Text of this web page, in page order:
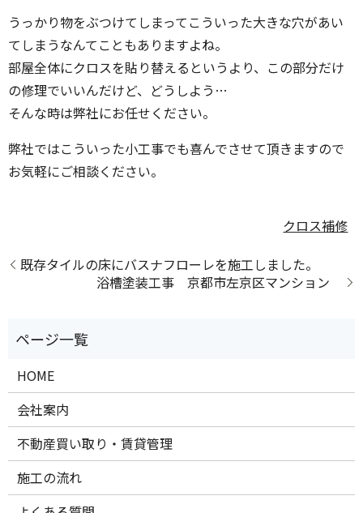
うっかり物をぶつけてしまってこういった大きな穴があい
てしまうなんてこともありますよね。
部屋全体にクロスを貼り替えるというより、この部分だけ
の修理でいいんだけど、どうしよう…
そんな時は弊社にお任せください。
弊社ではこういった小工事でも喜んでさせて頂きますので
お気軽にご相談ください。
クロス補修
既存タイルの床にバスナフローレを施工しました。
浴槽塗装工事 京都市左京区マンション
HOME
会社案内
不動産買い取り・賃貸管理
施工の流れ